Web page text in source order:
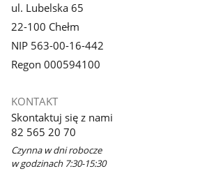
ul. Lubelska 65
22-100 Chełm
NIP 563-00-16-442
Regon 000594100
KONTAKT
Skontaktuj się z nami
82 565 20 70
Czynna w dni robocze
w godzinach 7:30-15:30